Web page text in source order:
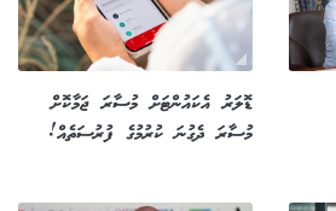
ޑޮލަރު އެކައުންޓަށް މުސާރަ ޖަމާކޮށް
މުސާރަ ދެގުނަ ކުރުމުގެ ފުރުސަތެއް!